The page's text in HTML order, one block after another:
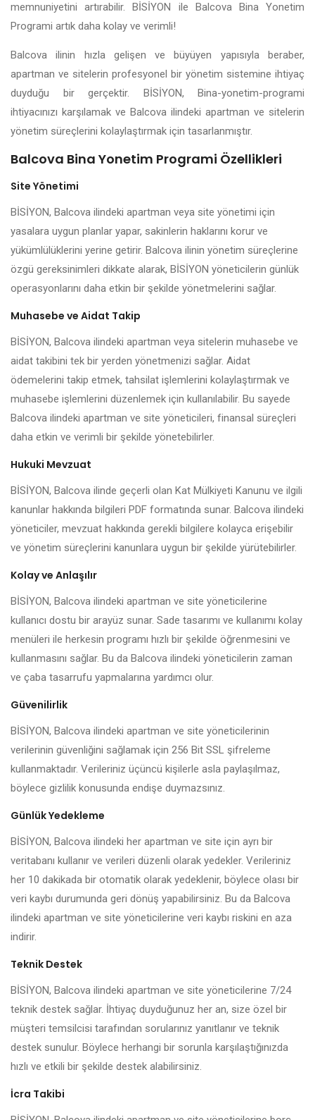
memnuniyetini artırabilir. BİSİYON ile Balcova Bina Yonetim
Programi artık daha kolay ve verimli!
Balcova ilinin hızla gelişen ve büyüyen yapısıyla beraber,
apartman ve sitelerin profesyonel bir yönetim sistemine ihtiyaç
duyduğu bir gerçektir. BİSİYON, Bina-yonetim-programi
ihtiyacınızı karşılamak ve Balcova ilindeki apartman ve sitelerin
yönetim süreçlerini kolaylaştırmak için tasarlanmıştır.
Balcova Bina Yonetim Programi Özellikleri
Site Yönetimi
BİSİYON, Balcova ilindeki apartman veya site yönetimi için
yasalara uygun planlar yapar, sakinlerin haklarını korur ve
yükümlülüklerini yerine getirir. Balcova ilinin yönetim süreçlerine
özgü gereksinimleri dikkate alarak, BİSİYON yöneticilerin günlük
operasyonlarını daha etkin bir şekilde yönetmelerini sağlar.
Muhasebe ve Aidat Takip
BİSİYON, Balcova ilindeki apartman veya sitelerin muhasebe ve
aidat takibini tek bir yerden yönetmenizi sağlar. Aidat
ödemelerini takip etmek, tahsilat işlemlerini kolaylaştırmak ve
muhasebe işlemlerini düzenlemek için kullanılabilir. Bu sayede
Balcova ilindeki apartman ve site yöneticileri, finansal süreçleri
daha etkin ve verimli bir şekilde yönetebilirler.
Hukuki Mevzuat
BİSİYON, Balcova ilinde geçerli olan Kat Mülkiyeti Kanunu ve ilgili
kanunlar hakkında bilgileri PDF formatında sunar. Balcova ilindeki
yöneticiler, mevzuat hakkında gerekli bilgilere kolayca erişebilir
ve yönetim süreçlerini kanunlara uygun bir şekilde yürütebilirler.
Kolay ve Anlaşılır
BİSİYON, Balcova ilindeki apartman ve site yöneticilerine
kullanıcı dostu bir arayüz sunar. Sade tasarımı ve kullanımı kolay
menüleri ile herkesin programı hızlı bir şekilde öğrenmesini ve
kullanmasını sağlar. Bu da Balcova ilindeki yöneticilerin zaman
ve çaba tasarrufu yapmalarına yardımcı olur.
Güvenilirlik
BİSİYON, Balcova ilindeki apartman ve site yöneticilerinin
verilerinin güvenliğini sağlamak için 256 Bit SSL şifreleme
kullanmaktadır. Verileriniz üçüncü kişilerle asla paylaşılmaz,
böylece gizlilik konusunda endişe duymazsınız.
Günlük Yedekleme
BİSİYON, Balcova ilindeki her apartman ve site için ayrı bir
veritabanı kullanır ve verileri düzenli olarak yedekler. Verileriniz
her 10 dakikada bir otomatik olarak yedeklenir, böylece olası bir
veri kaybı durumunda geri dönüş yapabilirsiniz. Bu da Balcova
ilindeki apartman ve site yöneticilerine veri kaybı riskini en aza
indirir.
Teknik Destek
BİSİYON, Balcova ilindeki apartman ve site yöneticilerine 7/24
teknik destek sağlar. İhtiyaç duyduğunuz her an, size özel bir
müşteri temsilcisi tarafından sorularınız yanıtlanır ve teknik
destek sunulur. Böylece herhangi bir sorunla karşılaştığınızda
hızlı ve etkili bir şekilde destek alabilirsiniz.
İcra Takibi